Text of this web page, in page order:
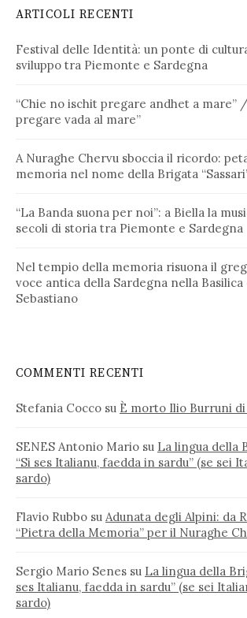
ARTICOLI RECENTI
Festival delle Identità: un ponte di
sviluppo tra Piemonte e Sardegna
“Chie no ischit pregare andhet a mare”
pregare vada al mare”
A Nuraghe Chervu sboccia il ricordo:
memoria nel nome della Brigata
“La Banda suona per noi”: a Biella la
secoli di storia tra Piemonte e Sardegna
Nel tempio della memoria risuona il
voce antica della Sardegna nella Basilica
Sebastiano
COMMENTI RECENTI
Stefania Cocco su È morto Ilio Burruni
SENES Antonio Mario su La lingua della
“Si ses Italianu, faedda in sardu” (se sei
sardo)
Flavio Rubbo su Adunata degli Alpini: da
“Pietra della Memoria” per il Nuraghe
Sergio Mario Senes su La lingua della
ses Italianu, faedda in sardu” (se sei
sardo)